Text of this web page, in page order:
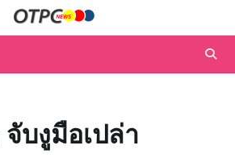
จับงูมือเปล่า